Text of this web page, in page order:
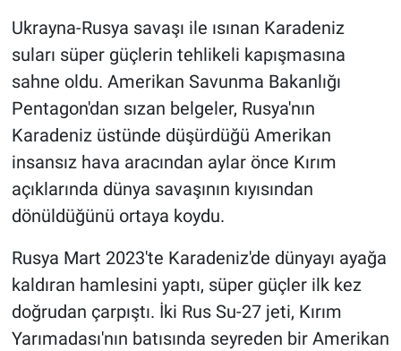
Ukrayna-Rusya savaşı ile ısınan Karadeniz
suları süper güçlerin tehlikeli kapışmasına
sahne oldu. Amerikan Savunma Bakanlığı
Pentagon'dan sızan belgeler, Rusya'nın
Karadeniz üstünde düşürdüğü Amerikan
insansız hava aracından aylar önce Kırım
açıklarında dünya savaşının kıyısından
dönüldüğünü ortaya koydu.
Rusya Mart 2023'te Karadeniz'de dünyayı ayağa
kaldıran hamlesini yaptı, süper güçler ilk kez
doğrudan çarpıştı. İki Rus Su-27 jeti, Kırım
Yarımadası'nın batısında seyreden bir Amerikan